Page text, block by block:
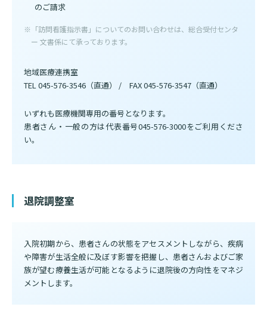
情報公開
施設認定
数字で見る東部病院のいま
特長
一歩先の医療の提供
セカンドオピニオンのご案内
外来のお会計について
入院・面会について
入院中の過ごし方
ご来院にあたって
院内のルールについて
フロアマップ
医療連携センターについて
患者さんのご紹介方法
医療連携センターのご案内
医療機関様からのよくあるご質問
連携登録医制度
人材開発センター
当院退職後のカルテ閲覧手続きについて
当院退職後のカルテ閲覧手続き
イベント
病院ボランティア募集
ご寄付のお願い
診療予約
のご請求
※「訪問看護指示書」についてのお問い合わせは、総合受付センタ
ー 文書係にて承っております。
地域医療連携室
TEL 045-576-3546（直通） / FAX 045-576-3547（直通）
いずれも医療機関専用の番号となります。
患者さん・一般の方は代表番号045-576-3000をご利用くださ
い。
退院調整室
入院初期から、患者さんの状態をアセスメントしながら、疾病
や障害が生活全般に及ぼす影響を把握し、患者さんおよびご家
族が望む療養生活が可能となるように退院後の方向性をマネジ
メントします。